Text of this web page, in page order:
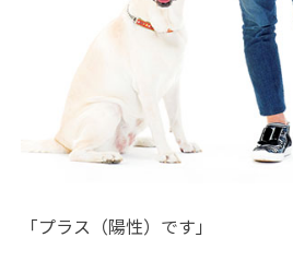
「プラス（陽性）です」